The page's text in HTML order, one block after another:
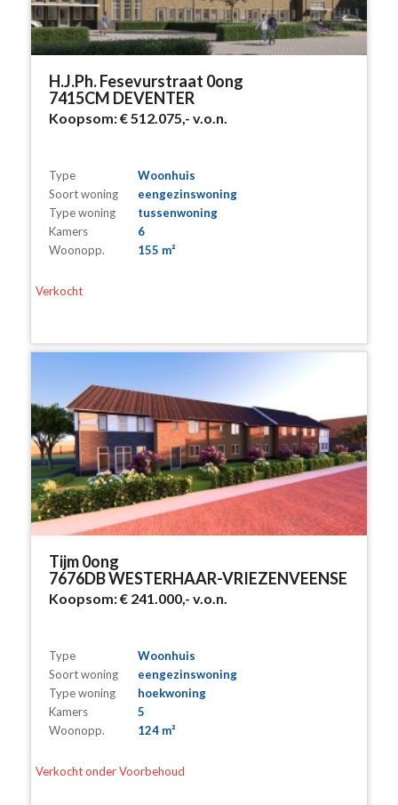
H.J.Ph. Fesevurstraat 0ong
7415CM DEVENTER
Koopsom:€ 512.075,- v.o.n.
Type
Woonhuis
Soort woning
eengezinswoning
Type woning
tussenwoning
Kamers
6
Woonopp.
155 m²
Verkocht
Tijm 0ong
7676DB WESTERHAAR-VRIEZENVEENSE
Koopsom:€ 241.000,- v.o.n.
Type
Woonhuis
Soort woning
eengezinswoning
Type woning
hoekwoning
Kamers
5
Woonopp.
124 m²
Verkocht onder Voorbehoud